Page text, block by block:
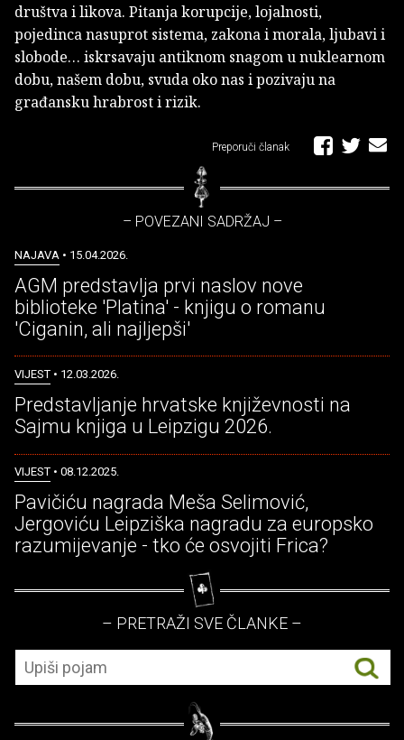
društva i likova. Pitanja korupcije, lojalnosti,
pojedinca nasuprot sistema, zakona i morala, ljubavi i
slobode… iskrsavaju antiknom snagom u nuklearnom
dobu, našem dobu, svuda oko nas i pozivaju na
građansku hrabrost i rizik.
Preporuči članak
– POVEZANI SADRŽAJ –
NAJAVA • 15.04.2026.
AGM predstavlja prvi naslov nove
biblioteke 'Platina' - knjigu o romanu
'Ciganin, ali najljepši'
VIJEST • 12.03.2026.
Predstavljanje hrvatske književnosti na
Sajmu knjiga u Leipzigu 2026.
VIJEST • 08.12.2025.
Pavičiću nagrada Meša Selimović,
Jergoviću Leipziška nagradu za europsko
razumijevanje - tko će osvojiti Frica?
– PRETRAŽI SVE ČLANKE –